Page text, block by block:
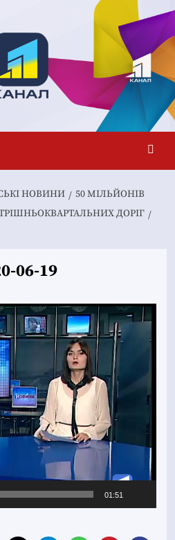
НОВИНИ
50 МІЛЬЙОНІВ
ДОРІГ
06-19
01:51